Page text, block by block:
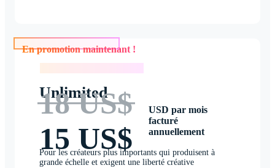
En promotion maintenant !
Unlimited
18 US$
15 US$
USD par mois
facturé
annuellement
Pour les créateurs plus importants qui produisent à
grande échelle et exigent une liberté créative